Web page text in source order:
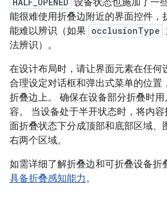
能很难使用折叠边附近的界面控件，
能难以辨识（如果 occlusionType
法辨识）。
在设计布局时，请让界面元素在任何
合理设定对话框和弹出式菜单的位置
折叠边上。 确保在设备部分折叠时
容。 当设备处于半开状态时，将内
面折叠状态下分成顶部和底部区域、
右两个区域。
如需详细了解折叠边和可折叠设备折
具备折叠感知能力。